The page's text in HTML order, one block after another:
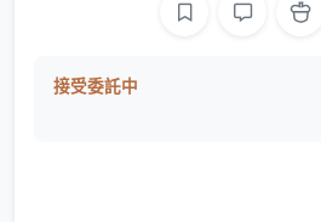
接受委託中